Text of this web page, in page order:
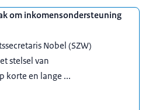
om inkomensondersteuning
Nobel (SZW)
stelsel van
korte en lange ...